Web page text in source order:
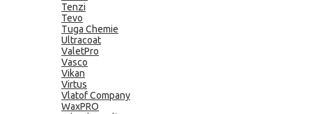
Tenzi
Tevo
Tuga Chemie
Ultracoat
ValetPro
Vasco
Vikan
Virtus
Vlatof Company
WaxPRO